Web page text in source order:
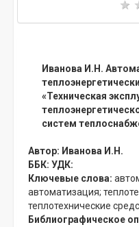
Иванова И.Н.
«Техническая
систем
Автор: Иванова И.Н.
ББК: УДК:
Ключевые слова:
автоматизация;
теплотехнические
Библиографическое